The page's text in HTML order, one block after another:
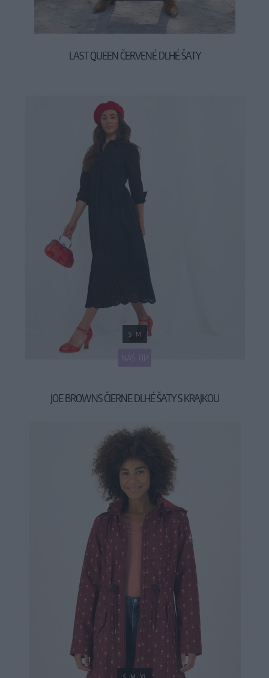
LAST QUEEN ČERVENÉ DLHÉ ŠATY
NÁŠ TIP
S M
JOE BROWNS ČIERNE DLHÉ ŠATY S KRAJKOU
69,90 €